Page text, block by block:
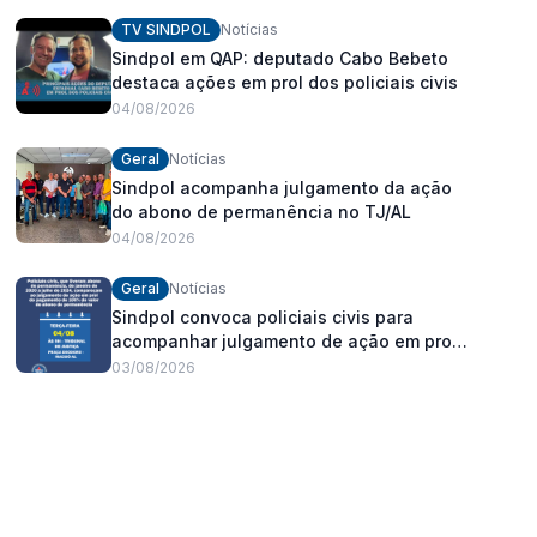
TV SINDPOL Notícias
Sindpol em QAP: deputado Cabo Bebeto
destaca ações em prol dos policiais civis
04/08/2026
Geral Notícias
Sindpol acompanha julgamento da ação
do abono de permanência no TJ/AL
04/08/2026
Geral Notícias
Sindpol convoca policiais civis para
acompanhar julgamento de ação em prol
do pagamento de 100% do abono de
03/08/2026